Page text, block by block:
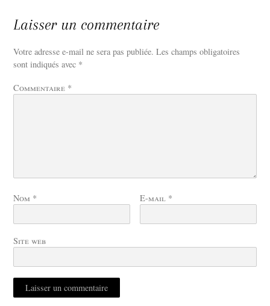
Laisser un commentaire
Votre adresse e-mail ne sera pas publiée. Les champs obligatoires
sont indiqués avec *
Commentaire *
Nom * E-mail *
Site web